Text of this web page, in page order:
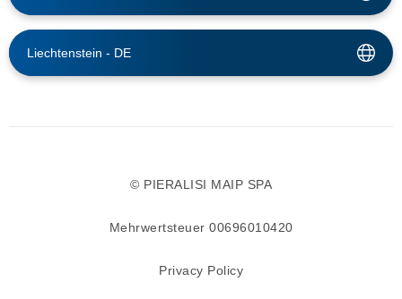
Liechtenstein - DE
© PIERALISI MAIP SPA
Mehrwertsteuer 00696010420
Privacy Policy